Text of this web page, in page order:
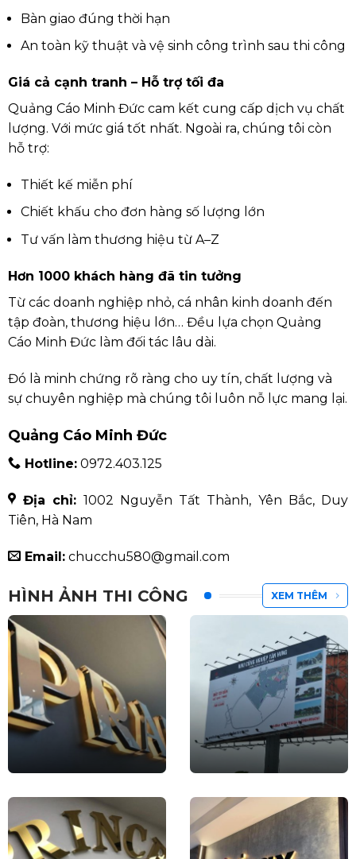
Bàn giao đúng thời hạn
An toàn kỹ thuật và vệ sinh công trình sau thi công
Giá cả cạnh tranh – Hỗ trợ tối đa
Quảng Cáo Minh Đức cam kết cung cấp dịch vụ chất
lượng. Với mức giá tốt nhất. Ngoài ra, chúng tôi còn
hỗ trợ:
Thiết kế miễn phí
Chiết khấu cho đơn hàng số lượng lớn
Tư vấn làm thương hiệu từ A–Z
Hơn 1000 khách hàng đã tin tưởng
Từ các doanh nghiệp nhỏ, cá nhân kinh doanh đến
tập đoàn, thương hiệu lớn… Đều lựa chọn Quảng
Cáo Minh Đức làm đối tác lâu dài.
Đó là minh chứng rõ ràng cho uy tín, chất lượng và
sự chuyên nghiệp mà chúng tôi luôn nỗ lực mang lại.
Quảng Cáo Minh Đức
Hotline: 0972.403.125
Địa chỉ: 1002 Nguyễn Tất Thành, Yên Bắc, Duy
Tiên, Hà Nam
Email:chucchu580@gmail.com
HÌNH ẢNH THI CÔNG XEM THÊM